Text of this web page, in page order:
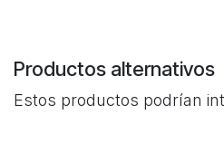
Productos alternativos
Estos productos podrían